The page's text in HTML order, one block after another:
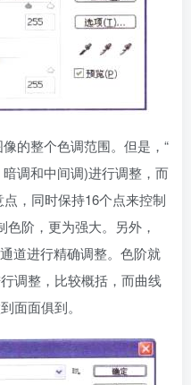
的整个色调范围。但是，“
调和中间调)进行调整，而
，同时保持16个点来控制
阶，更为强大。另外，
道进行精确调整。色阶就
调整，比较概括，而曲线
面面俱到。